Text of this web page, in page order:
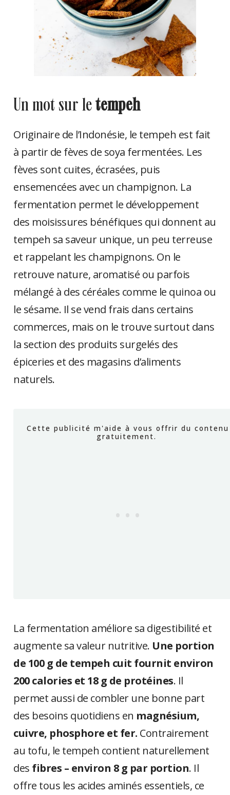
un mot sur letempeh
Originaire de l’Indonésie, le tempeh est fait
à partir de fèves de soya fermentées. Les
fèves sont cuites, écrasées, puis
ensemencées avec un champignon. La
fermentation permet le développement
des moisissures bénéfiques qui donnent au
tempeh sa saveur unique, un peu terreuse
et rappelant les champignons. On le
retrouve nature, aromatisé ou parfois
mélangé à des céréales comme le quinoa ou
le sésame. Il se vend frais dans certains
commerces, mais on le trouve surtout dans
la section des produits surgelés des
épiceries et des magasins d’aliments
naturels.
La fermentation améliore sa digestibilité et
augmente sa valeur nutritive. Une portion
de 100 g de tempeh cuit fournit environ
200 calories et 18 g de protéines. Il
permet aussi de combler une bonne part
des besoins quotidiens en magnésium,
cuivre, phosphore et fer. Contrairement
au tofu, le tempeh contient naturellement
des fibres – environ 8 g par portion. Il
offre tous les acides aminés essentiels, ce